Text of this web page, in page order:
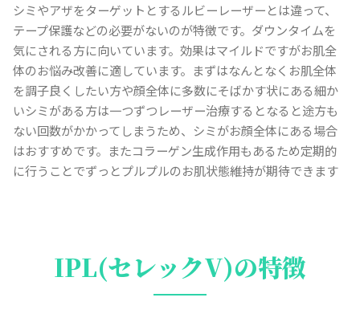
シミやアザをターゲットとするルビーレーザーとは違って、
テープ保護などの必要がないのが特徴です。ダウンタイムを
気にされる方に向いています。効果はマイルドですがお肌全
体のお悩み改善に適しています。まずはなんとなくお肌全体
を調子良くしたい方や顔全体に多数にそばかす状にある細か
いシミがある方は一つずつレーザー治療するとなると途方も
ない回数がかかってしまうため、シミがお顔全体にある場合
はおすすめです。またコラーゲン生成作用もあるため定期的
に行うことでずっとプルプルのお肌状態維持が期待できます
IPL(セレックV)の特徴